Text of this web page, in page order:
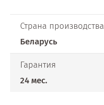
Страна производства
Беларусь
Гарантия
24 мес.